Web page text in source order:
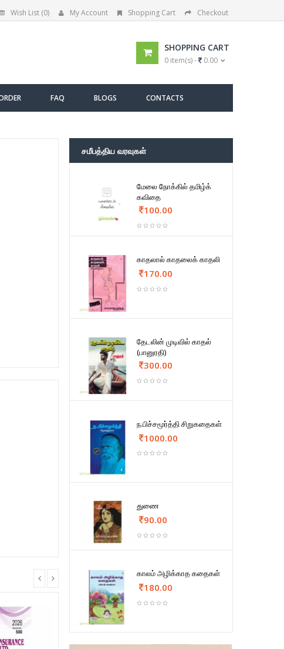
Wish List (0) My Account Shopping Cart Checkout
SHOPPING CART
0 item(s) - 0.00
FAQ BLOGS CONTACTS
சமீபத்திய வரவுகள்
மேலை நோக்கில் தமிழ்க்
கவிதை
100.00
காதலால் காதலைக் காதலி
170.00
தேடலின் முடிவில் காதல்
(பானுரதி)
300.00
ந.பிச்சமூர்த்தி சிறுகதைகள்
1000.00
துணை
90.00
காலம் அழிக்காத கதைகள்
180.00